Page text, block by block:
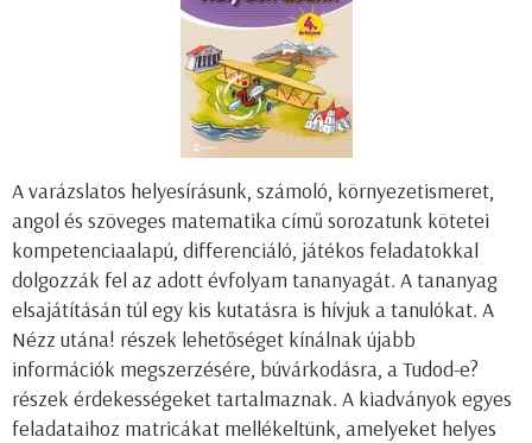
A varázslatos helyesírásunk, számoló, környezetismeret,
angol és szöveges matematika című sorozatunk kötetei
kompetenciaalapú, differenciáló, játékos feladatokkal
dolgozzák fel az adott évfolyam tananyagát. A tananyag
elsajátításán túl egy kis kutatásra is hívjuk a tanulókat. A
Nézz utána! részek lehetőséget kínálnak újabb
információk megszerzésére, búvárkodásra, a Tudod-e?
részek érdekességeket tartalmaznak. A kiadványok egyes
feladataihoz matricákat mellékeltünk, amelyeket helyes